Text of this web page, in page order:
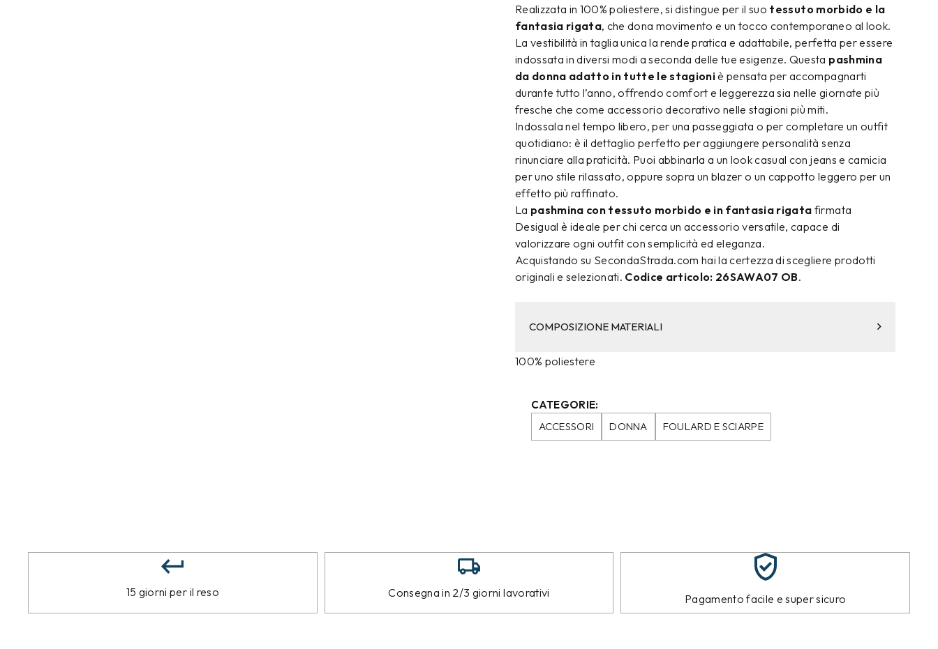
Realizzata in 100% poliestere, si distingue per il suo tessuto morbido e la
fantasia rigata, che dona movimento e un tocco contemporaneo al look.
La vestibilità in taglia unica la rende pratica e adattabile, perfetta per essere
indossata in diversi modi a seconda delle tue esigenze. Questa pashmina
da donna adatto in tutte le stagioniè pensata per accompagnarti
durante tutto l’anno, offrendo comfort e leggerezza sia nelle giornate più
fresche che come accessorio decorativo nelle stagioni più miti.
Indossala nel tempo libero, per una passeggiata o per completare un outfit
quotidiano: è il dettaglio perfetto per aggiungere personalità senza
rinunciare alla praticità. Puoi abbinarla a un look casual con jeans e camicia
per uno stile rilassato, oppure sopra un blazer o un cappotto leggero per un
effetto più raffinato.
La pashmina con tessuto morbido e in fantasia rigata firmata
Desigual è ideale per chi cerca un accessorio versatile, capace di
valorizzare ogni outfit con semplicità ed eleganza.
Acquistando su SecondaStrada.com hai la certezza di scegliere prodotti
originali e selezionati. Codice articolo: 26SAWA07 OB.
COMPOSIZIONE MATERIALI
100% poliestere
CATEGORIE:
ACCESSORI
DONNA FOULARD E SCIARPE
15 giorni per il reso Consegna in 2/3 giorni lavorativi Pagamento facile e super sicuro